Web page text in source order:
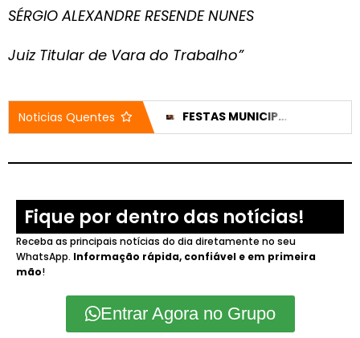
SÉRGIO ALEXANDRE RESENDE NUNES
Juiz Titular de Vara do Trabalho”
Noticias Quentes REPUBLICANOS RECUA E LIBERA CHAPA CLEITINHO E FALCÃO PARA DISPUTAR O GOVERNO DE MINAS FESTAS MUNICIPAIS: SIMÕES PROMULGA LEI DE TETO PARA CACHÊS PAGOS COM DINHEIRO PÚBLICO
Fique por dentro das notícias!
Receba as principais notícias do dia diretamente no seu
WhatsApp. Informação rápida, confiável e em primeira
mão!
Entrar Agora no Grupo